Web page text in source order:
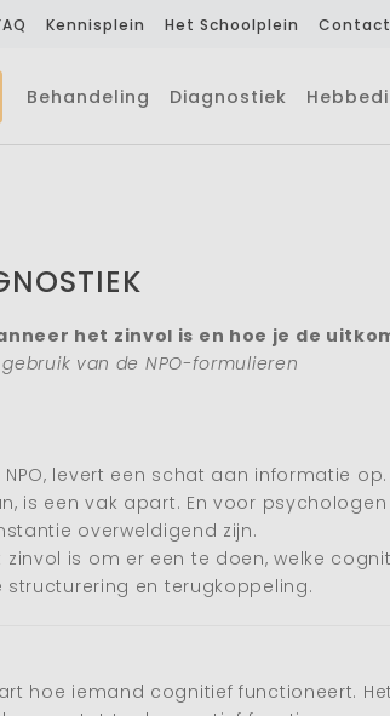
Kennisplein Het Schoolplein Contact
Behandeling Diagnostiek
het zinvol is en hoe je de
van de NPO-formulieren
levert een schat aan informatie
is een vak apart. En voor
overweldigend zijn.
zinvol is om er een te doen, welke
structurering en terugkoppeling.
hoe iemand cognitief functioneert.